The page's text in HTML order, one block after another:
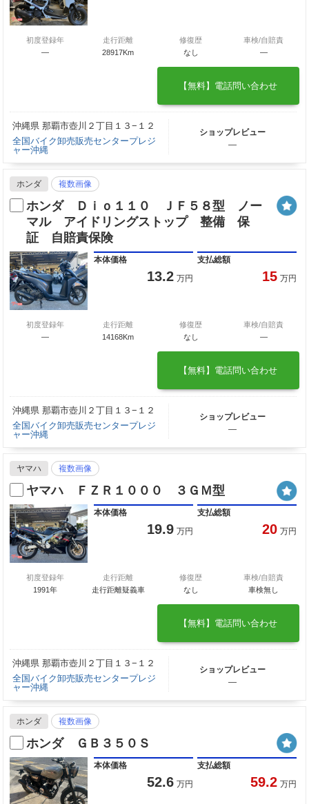
初度登録年
—
走行距離
28917Km
修復歴
なし
車検/自賠責
―
【無料】電話問い合わせ
沖縄県 那覇市壺川２丁目１３−１２
全国バイク卸売販売センタープレジ
ャー沖縄
ショップレビュー
―
ホンダ 複数画像
ホンダ Ｄｉｏ１１０ ＪＦ５８型 ノー
マル アイドリングストップ 整備 保
証 自賠責保険
本体価格
13.2 万円
支払総額
15 万円
初度登録年
—
走行距離
14168Km
修復歴
なし
車検/自賠責
―
【無料】電話問い合わせ
沖縄県 那覇市壺川２丁目１３−１２
全国バイク卸売販売センタープレジ
ャー沖縄
ショップレビュー
―
ヤマハ 複数画像
ヤマハ ＦＺＲ１０００ ３ＧＭ型
本体価格
19.9 万円
支払総額
20 万円
初度登録年
1991年
走行距離
走行距離疑義車
修復歴
なし
車検/自賠責
車検無し
【無料】電話問い合わせ
沖縄県 那覇市壺川２丁目１３−１２
全国バイク卸売販売センタープレジ
ャー沖縄
ショップレビュー
―
ホンダ 複数画像
ホンダ ＧＢ３５０Ｓ
本体価格
52.6 万円
支払総額
59.2 万円